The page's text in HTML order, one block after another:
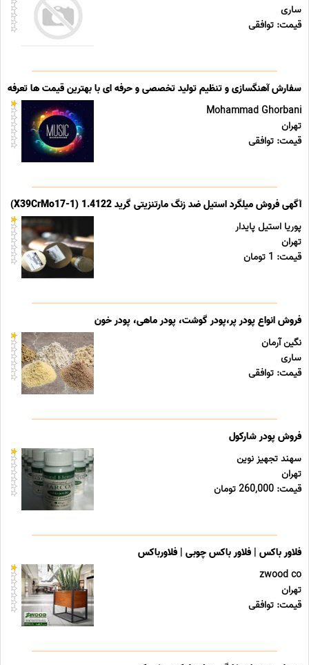
ساری
قیمت: توافقی
سفارش آهنگسازی و تنظیم تولید تخصصی و حرفه ای با بهترین قیمت ها تعرفه
Mohammad Ghorbani
تهران
قیمت: توافقی
آگهی فروش میلگرد استیل ضد زنگ مارتنزیتی گرید 1.4122 (X39CrMo17-1)
پوریا استیل پایدار
تهران
قیمت: 1 تومان
فروش انواع پودر پر،پودر گوشت، پودر ماهی، پودر خون
نگین آرمان
ساری
قیمت: توافقی
فروش پودر شارکول
سهند تجهیز نوین
تهران
قیمت: 260,000 تومان
فلاور باکس | فلاور باکس چوبی | فلاورباکس
zwood co
تهران
قیمت: توافقی